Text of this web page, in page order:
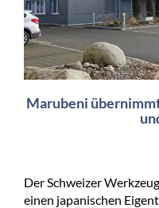
Marubeni
Der Schweizer
einen japanischen